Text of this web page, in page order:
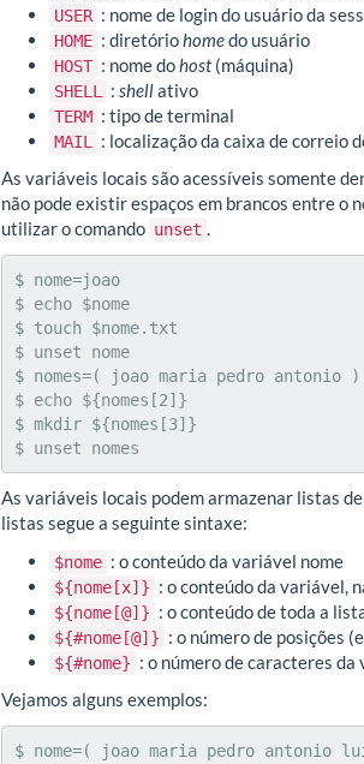
USER : nome de login do usuário da
HOME : diretório homedo usuário
HOST : nome do host(máquina)
SHELL : shellativo
TERM : tipo de terminal
MAIL
: localização da caixa de correio
As variáveis locais são acessíveis somente
não pode existir espaços em brancos entre o
utilizar o comando unset .
$ nome=joao
$ echo $nome
$ touch $nome.txt
$ unset nome
$ nomes=( joao maria pedro antonio )
$ echo ${nomes[2]}
$ mkdir ${nomes[3]}
$ unset nomes
As variáveis locais podem armazenar listas
listas segue a seguinte sintaxe:
$nome : o conteúdo da variável nome
${nome[x]} : o conteúdo da variável,
${nome[@]} : o conteúdo de toda a
${#nome[@]} : o número de posições
${#nome} : o número de caracteres
Vejamos alguns exemplos:
$ nome=( joao maria pedro antonio